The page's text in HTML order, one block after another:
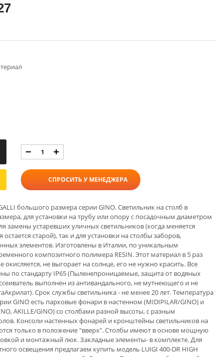
СПРОСИТЬ У МЕНЕДЖЕРА
большого размера серии GINO. Светильник на столб в
для установки на трубу или опору с посадочным диаметром
замены устаревших уличных светильников (когда меняется
старой), так и для установки на столбы заборов,
элементов. Изготовлены в Италии, по уникальным
композитного полимера RESIN. Этот материал в 5 раз
не выгорает на солнце, его не нужно красить. Все
по стандарту IP65 (Пыленепроницаемые, защита от водяных
выполнен из антивандального, не мутнеющего и не
Срок службы светильника - не менее 20 лет. Температура
GINO есть парковые фонари в настенном (MIDIPILAR/GINO) и
AKILLE/GINO) со столбами разной высоты, с разным
Консоли настенных фонарей и кронштейны светильников на
только в положение "вверх". Столбы имеют в основе мощную
и монтажный люк. Закладные элементы- в комплекте. Для
освещения предлагаем купить модель LUIGI 400-DR HIGH